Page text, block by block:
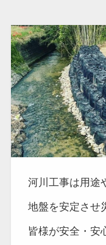
河川工事は用途
地盤を安定させ
皆様が安全・安